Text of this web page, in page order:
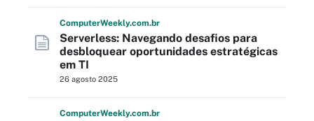
ComputerWeekly.com.br
Serverless: Navegando desafios para
desbloquear oportunidades estratégicas
em TI
26 agosto 2025
ComputerWeekly.com.br